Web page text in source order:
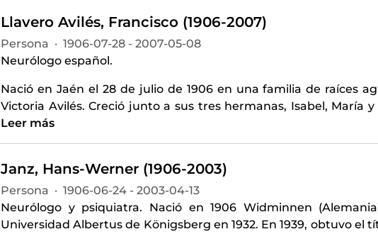
Llavero Avilés, Francisco (1906-2007)
Persona · 1906-07-28 - 2007-05-08
Neurólogo español.
Nació en Jaén el 28 de julio de 1906 en una familia de raíces
Victoria Avilés. Creció junto a sus tres hermanas, Isabel, María
Leer más
Janz, Hans-Werner (1906-2003)
Persona · 1906-06-24 - 2003-04-13
Neurólogo y psiquiatra. Nació en 1906 Widminnen
Universidad Albertus de Königsberg en 1932. En 1939, obtuvo